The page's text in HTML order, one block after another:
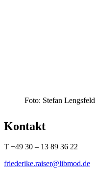
Foto: Stefan Lengsfeld
Kontakt
T +49 30 – 13 89 36 22
friederike.raiser@libmod.de